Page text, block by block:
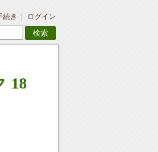
続き ログイン
検索
18